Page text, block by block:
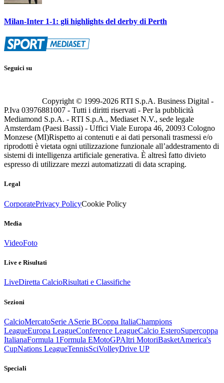
Milan-Inter 1-1: gli highlights del derby di Perth
Seguici su
Copyright © 1999-2026 RTI S.p.A. Business Digital -
P.Iva 03976881007 - Tutti i diritti riservati - Per la pubblicità
Mediamond S.p.A. - RTI S.p.A., Mediaset N.V., sede legale
Amsterdam (Paesi Bassi) - Uffici Viale Europa 46, 20093 Cologno
Monzese (MI)Rispetto ai contenuti e ai dati personali trasmessi e/o
riprodotti è vietata ogni utilizzazione funzionale all’addestramento di
sistemi di intelligenza artificiale generativa. È altresì fatto divieto
espresso di utilizzare mezzi automatizzati di data scraping.
Legal
CorporatePrivacy PolicyCookie Policy
Media
VideoFoto
Live e Risultati
LiveDiretta CalcioRisultati e Classifiche
Sezioni
CalcioMercatoSerie ASerie BCoppa ItaliaChampions
LeagueEuropa LeagueConference LeagueCalcio EsteroSupercoppa
ItalianaFormula 1Formula EMotoGPAltri MotoriBasketAmerica's
CupNations LeagueTennisSciVolleyDrive UP
Speciali